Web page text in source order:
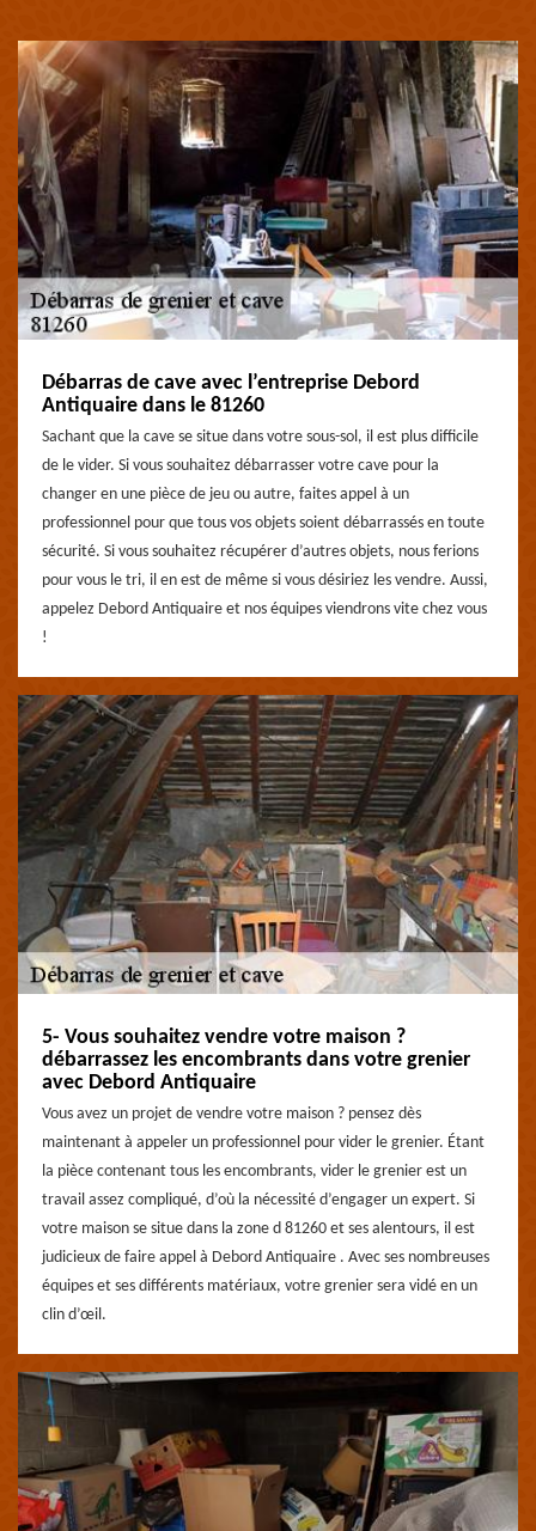
Débarras de cave avec l’entreprise Debord
Antiquaire dans le 81260
Sachant que la cave se situe dans votre sous-sol, il est plus difficile
de le vider. Si vous souhaitez débarrasser votre cave pour la
changer en une pièce de jeu ou autre, faites appel à un
professionnel pour que tous vos objets soient débarrassés en toute
sécurité. Si vous souhaitez récupérer d’autres objets, nous ferions
pour vous le tri, il en est de même si vous désiriez les vendre. Aussi,
appelez Debord Antiquaire et nos équipes viendrons vite chez vous
!
5- Vous souhaitez vendre votre maison ?
débarrassez les encombrants dans votre grenier
avec Debord Antiquaire
Vous avez un projet de vendre votre maison ? pensez dès
maintenant à appeler un professionnel pour vider le grenier. Étant
la pièce contenant tous les encombrants, vider le grenier est un
travail assez compliqué, d’où la nécessité d’engager un expert. Si
votre maison se situe dans la zone d 81260 et ses alentours, il est
judicieux de faire appel à Debord Antiquaire . Avec ses nombreuses
équipes et ses différents matériaux, votre grenier sera vidé en un
clin d’œil.